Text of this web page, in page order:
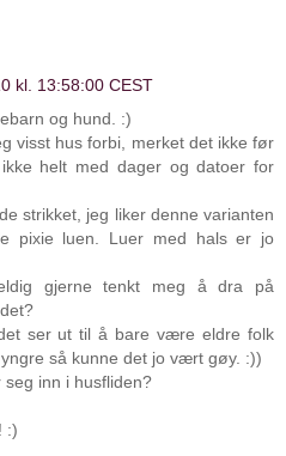
kl. 13:58:00 CEST
og hund. :)
visst hus forbi, merket det ikke før
helt med dager og datoer for
strikket, jeg liker denne varianten
pixie luen. Luer med hals er jo
gjerne tenkt meg å dra på
ser ut til å bare være eldre folk
så kunne det jo vært gøy. :))
inn i husfliden?
:)